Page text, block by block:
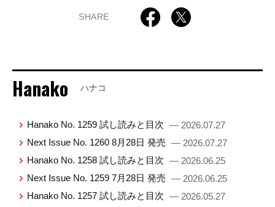
SHARE
Hanako ハナコ
Hanako No. 1259 試し読みと目次 — 2026.07.27
Next Issue No. 1260 8月28日 発売 — 2026.07.27
Hanako No. 1258 試し読みと目次 — 2026.06.25
Next Issue No. 1259 7月28日 発売 — 2026.06.25
Hanako No. 1257 試し読みと目次 — 2026.05.27